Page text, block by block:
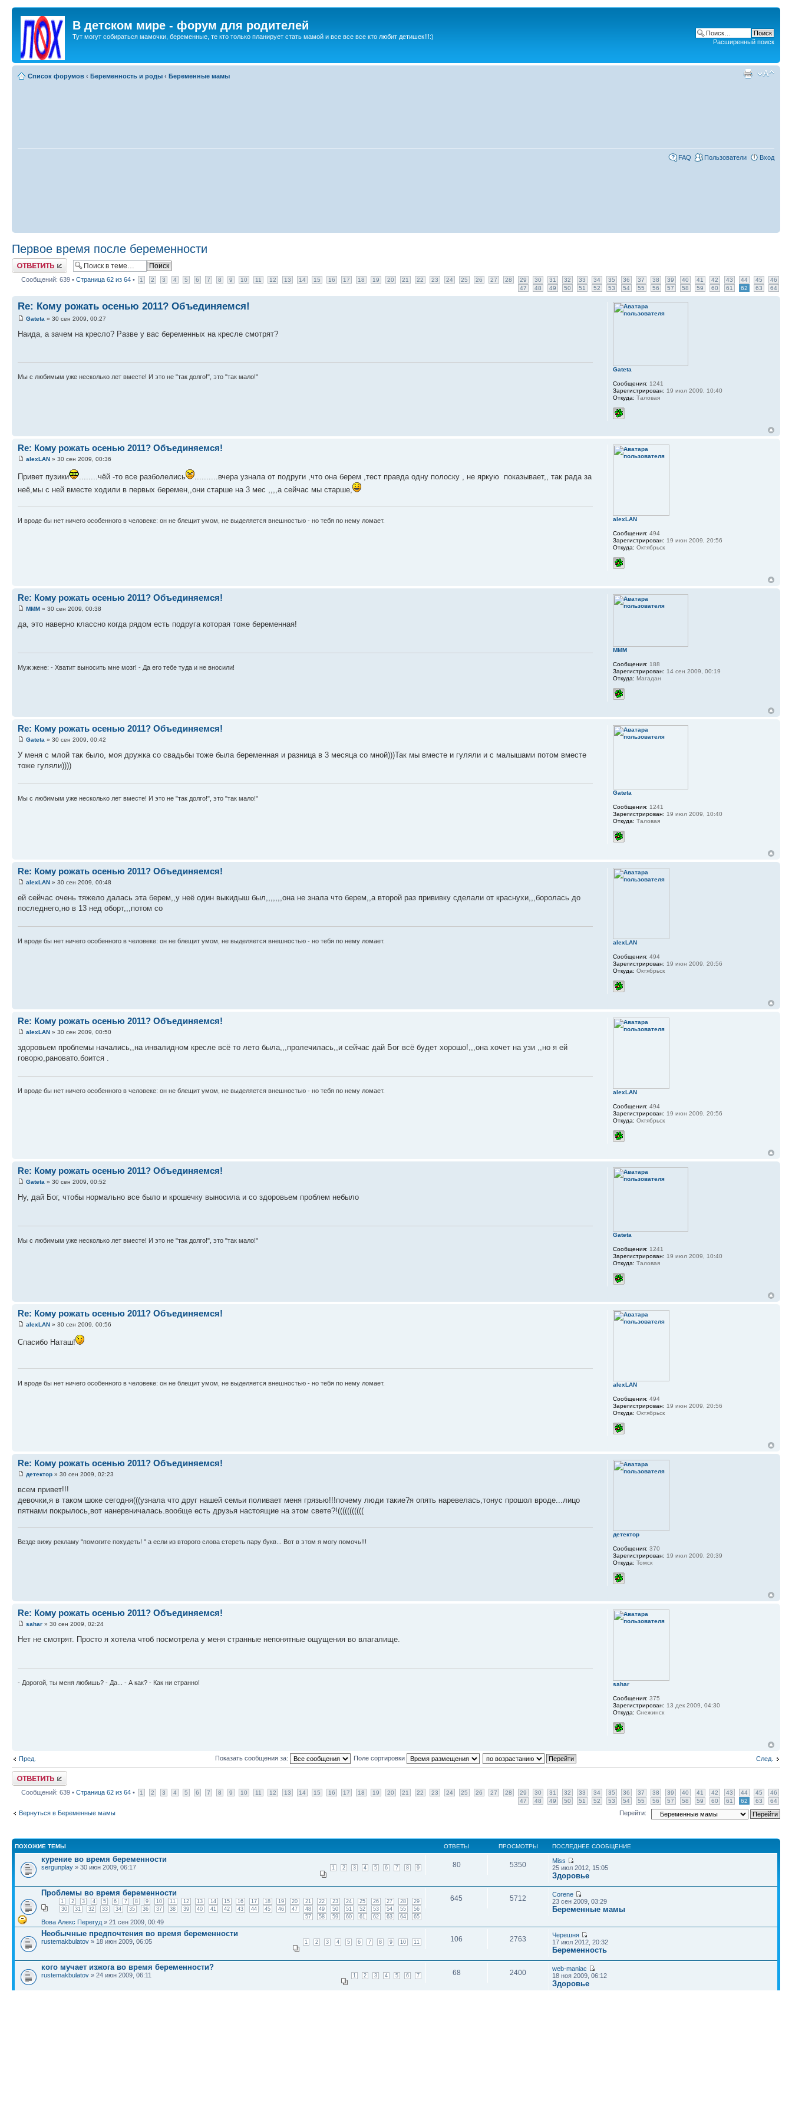
В детском мире - форум для родителей
Тут могут собираться мамочки, беременные, те кто только планирует стать мамой и все все все кто любит детишек!!!:)
Расширенный поиск
Список форумов ‹ Беременность и роды ‹ Беременные мамы
FAQ Пользователи Вход
Первое время после беременности
Ответить
Сообщений: 639 • Страница 62 из 64 • 1 2 3 4 5 6 7 8 9 10 11 12 13 14 15 16 17 18 19 20 21 22 23 24 25 26 27 28 29 30 31 32 33 34 35 36 37 38 39 40 41 42 43 44 45
46
47
48 49 50 51 52 53 54 55 56 57 58 59 60 61 62 63 64
Re: Кому рожать осенью 2011? Объединяемся!
Gateta » 30 сен 2009, 00:27
Наида, а зачем на кресло? Разве у вас беременных на кресле смотрят?
Мы с любимым уже несколько лет вместе! И это не "так долго!", это "так мало!"
Gateta
Сообщения: 1241
Зарегистрирован: 19 июл 2009, 10:40
Откуда: Таловая
Re: Кому рожать осенью 2011? Объединяемся!
alexLAN » 30 сен 2009, 00:36
Привет пузики ........чёй -то все разболелись
..........вчера узнала от подруги ,что она берем ,тест правда одну полоску , не яркую показывает,, так рада за
неё,мы с ней вместе ходили в первых беремен,,они старше на 3 мес ,,,,а сейчас мы старше,
И вроде бы нет ничего особенного в человеке: он не блещит умом, не выделяется внешностью - но тебя по нему ломает. alexLAN
Сообщения: 494
Зарегистрирован: 19 июн 2009, 20:56
Откуда: Октябрьск
Re: Кому рожать осенью 2011? Объединяемся!
MMM » 30 сен 2009, 00:38
да, это наверно классно когда рядом есть подруга которая тоже беременная!
Муж жене: - Хватит выносить мне мозг! - Да его тебе туда и не вносили!
MMM
Сообщения: 188
Зарегистрирован: 14 сен 2009, 00:19
Откуда: Магадан
Re: Кому рожать осенью 2011? Объединяемся!
Gateta » 30 сен 2009, 00:42
У меня с млой так было, моя дружка со свадьбы тоже была беременная и разница в 3 месяца со мной)))Так мы вместе и гуляли и с малышами потом вместе
тоже гуляли))))
Мы с любимым уже несколько лет вместе! И это не "так долго!", это "так мало!"
Gateta
Сообщения: 1241
Зарегистрирован: 19 июл 2009, 10:40
Откуда: Таловая
Re: Кому рожать осенью 2011? Объединяемся!
alexLAN » 30 сен 2009, 00:48
ей сейчас очень тяжело далась эта берем,,у неё один выкидыш был,,,,,,,она не знала что берем,,а второй раз прививку сделали от краснухи,,,боролась до
последнего,но в 13 нед оборт,,,потом со
И вроде бы нет ничего особенного в человеке: он не блещит умом, не выделяется внешностью - но тебя по нему ломает. alexLAN
Сообщения: 494
Зарегистрирован: 19 июн 2009, 20:56
Откуда: Октябрьск
Re: Кому рожать осенью 2011? Объединяемся!
alexLAN » 30 сен 2009, 00:50
здоровьем проблемы начались,,на инвалидном кресле всё то лето была,,,пролечилась,,и сейчас дай Бог всё будет хорошо!,,,она хочет на узи ,,но я ей
говорю,рановато.боится .
И вроде бы нет ничего особенного в человеке: он не блещит умом, не выделяется внешностью - но тебя по нему ломает. alexLAN
Сообщения: 494
Зарегистрирован: 19 июн 2009, 20:56
Откуда: Октябрьск
Re: Кому рожать осенью 2011? Объединяемся!
Gateta » 30 сен 2009, 00:52
Ну, дай Бог, чтобы нормально все было и крошечку выносила и со здоровьем проблем небыло
Мы с любимым уже несколько лет вместе! И это не "так долго!", это "так мало!"
Gateta
Сообщения: 1241
Зарегистрирован: 19 июл 2009, 10:40
Откуда: Таловая
Re: Кому рожать осенью 2011? Объединяемся!
alexLAN » 30 сен 2009, 00:56
Спасибо Наташ!
И вроде бы нет ничего особенного в человеке: он не блещит умом, не выделяется внешностью - но тебя по нему ломает. alexLAN
Сообщения: 494
Зарегистрирован: 19 июн 2009, 20:56
Откуда: Октябрьск
Re: Кому рожать осенью 2011? Объединяемся!
детектор » 30 сен 2009, 02:23
всем привет!!!
девочки,я в таком шоке сегодня(((узнала что друг нашей семьи поливает меня грязью!!!почему люди такие?я опять наревелась,тонус прошол вроде...лицо
пятнами покрылось,вот нанервничалась.вообще есть друзья настоящие на этом свете?!(((((((((((
Везде вижу рекламу "помогите похудеть! " а если из второго слова стереть пару букв... Вот в этом я могу помочь!!!
детектор
Сообщения: 370
Зарегистрирован: 19 июл 2009, 20:39
Откуда: Томск
Re: Кому рожать осенью 2011? Объединяемся!
sahar » 30 сен 2009, 02:24
Нет не смотрят. Просто я хотела чтоб посмотрела у меня странные непонятные ощущения во влагалище.
- Дорогой, ты меня любишь? - Да... - А как? - Как ни странно! sahar
Сообщения: 375
Зарегистрирован: 13 дек 2009, 04:30
Откуда: Снежинск
Пред. След.
Показать сообщения за: Поле сортировки
Ответить
Сообщений: 639 • Страница 62 из 64 • 1 2 3 4 5 6 7 8 9 10 11 12 13 14 15 16 17 18 19 20 21 22 23 24 25 26 27 28 29 30 31 32 33 34 35 36 37 38 39 40 41 42 43 44 45
46
47
48 49 50 51 52 53 54 55 56 57 58 59 60 61 62 63 64
Вернуться в Беременные мамы Перейти:
ПОХОЖИЕ ТЕМЫ ОТВЕТЫ ПРОСМОТРЫ ПОСЛЕДНЕЕ СООБЩЕНИЕ
курение во время беременности
1 2 3 4 5 6 7 8 9
sergunplay » 30 июн 2009, 06:17 80 5350
Miss
25 июл 2012, 15:05
Здоровье
Проблемы во время беременности
1 2 3 4 5 6 7 8 9 10 11 12 13 14 15 16 17 18 19 20 21 22 23 24 25 26 27 28
29
30
31 32 33 34 35 36 37 38 39 40 41 42 43 44 45 46 47 48 49 50 51 52 53 54 55
56
57
58 59 60 61 62 63 64 65
Вова Алекс Перегуд » 21 сен 2009, 00:49
645 5712
Corene
23 сен 2009, 03:29
Беременные мамы
Необычные предпочтения во время беременности
1 2 3 4 5 6 7 8 9 10 11
rustemakbulatov » 18 июн 2009, 06:05 106 2763
Черешня
17 июл 2012, 20:32
Беременность
кого мучает изжога во время беременности?
1 2 3 4 5 6 7
rustemakbulatov » 24 июн 2009, 06:11 68 2400
web-maniac
18 ноя 2009, 06:12
Здоровье